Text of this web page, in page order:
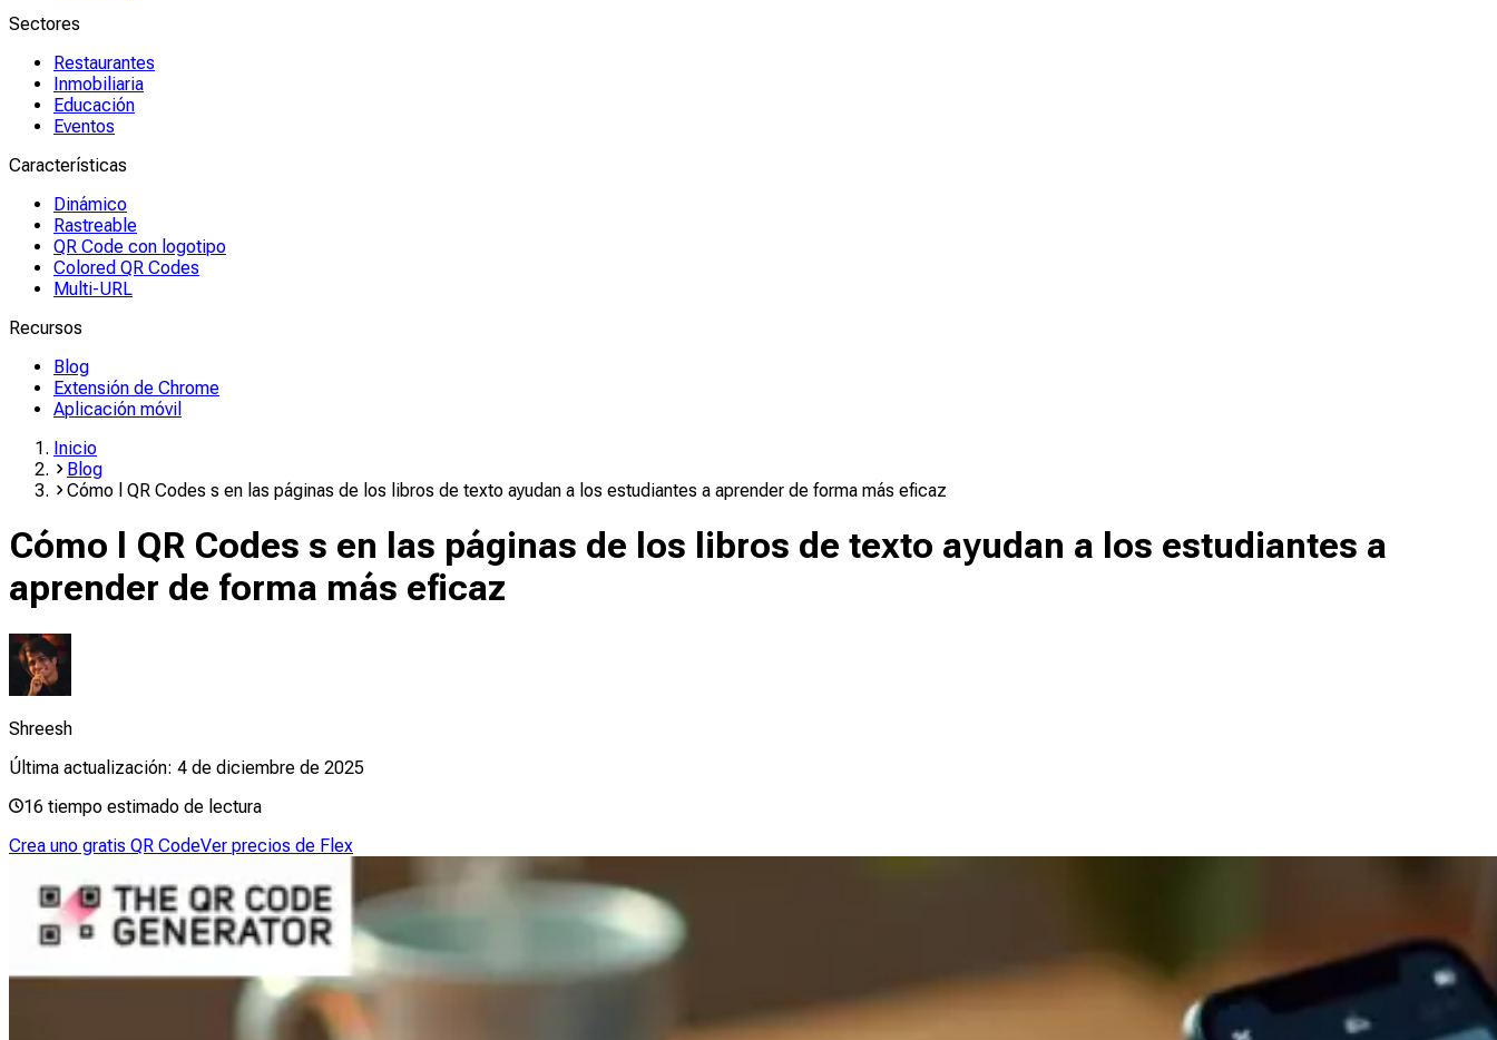
Sectores
Restaurantes
Inmobiliaria
Educación
Eventos
Características
Dinámico
Rastreable
QR Code con logotipo
Colored QR Codes
Multi-URL
Recursos
Blog
Extensión de Chrome
Aplicación móvil
Inicio
Blog
Cómo l QR Codes s en las páginas de los libros de texto ayudan a los estudiantes a aprender de forma más eficaz
Cómo l QR Codes s en las páginas de los libros de texto ayudan a los estudiantes a
aprender de forma más eficaz
Shreesh
Última actualización: 4 de diciembre de 2025
16 tiempo estimado de lectura
Crea uno gratis QR CodeVer precios de Flex